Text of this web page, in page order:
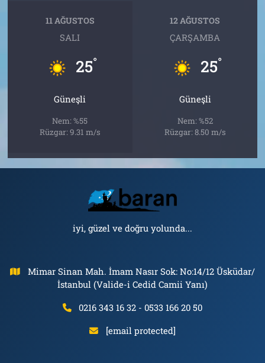
11 AĞUSTOS
SALI
25°
Güneşli
Nem: %55
Rüzgar: 9.31 m/s
12 AĞUSTOS
ÇARŞAMBA
25°
Güneşli
Nem: %52
Rüzgar: 8.50 m/s
iyi, güzel ve doğru yolunda...
Mimar Sinan Mah. İmam Nasır Sok: No:14/12 Üsküdar/
İstanbul (Valide-i Cedid Camii Yanı)
0216 343 16 32 - 0533 166 20 50
[email protected]